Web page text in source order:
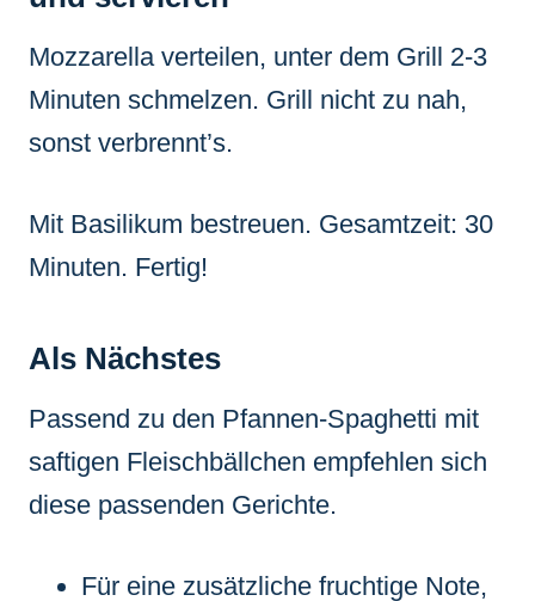
Mozzarella verteilen, unter dem Grill 2-3
Minuten schmelzen. Grill nicht zu nah,
sonst verbrennt’s.
Mit Basilikum bestreuen. Gesamtzeit: 30
Minuten. Fertig!
Als Nächstes
Passend zu den Pfannen-Spaghetti mit
saftigen Fleischbällchen empfehlen sich
diese passenden Gerichte.
Für eine zusätzliche fruchtige Note,